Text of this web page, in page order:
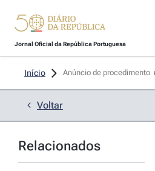
Jornal Oficial da República Portuguesa
Início Anúncio de procedimento
Voltar
Relacionados